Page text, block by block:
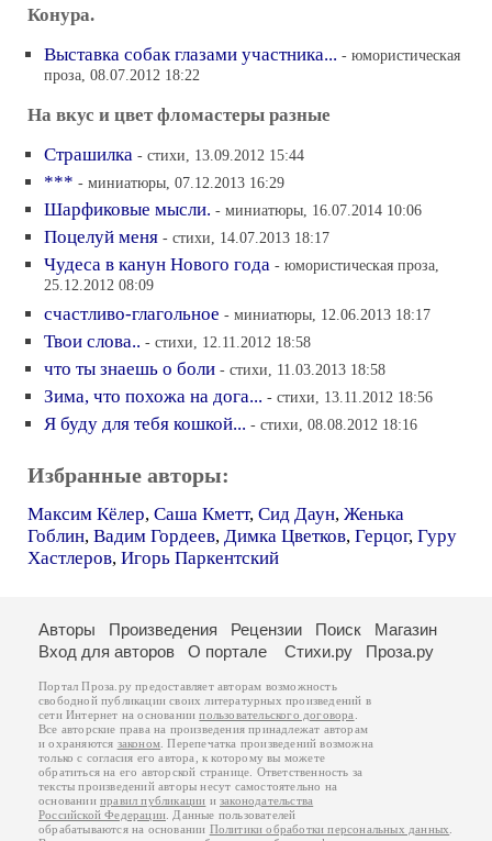
Конура.
Выставка собак глазами участника... - юмористическая
проза, 08.07.2012 18:22
На вкус и цвет фломастеры разные
Страшилка - стихи, 13.09.2012 15:44
*** - миниатюры, 07.12.2013 16:29
Шарфиковые мысли. - миниатюры, 16.07.2014 10:06
Поцелуй меня - стихи, 14.07.2013 18:17
Чудеса в канун Нового года - юмористическая проза,
25.12.2012 08:09
счастливо-глагольное - миниатюры, 12.06.2013 18:17
Твои слова.. - стихи, 12.11.2012 18:58
что ты знаешь о боли - стихи, 11.03.2013 18:58
Зима, что похожа на дога... - стихи, 13.11.2012 18:56
Я буду для тебя кошкой... - стихи, 08.08.2012 18:16
Избранные авторы:
Максим Кёлер, Саша Кметт, Сид Даун, Женька
Гоблин, Вадим Гордеев, Димка Цветков, Герцог, Гуру
Хастлеров, Игорь Паркентский
Авторы Произведения Рецензии Поиск
Магазин
Вход для авторов
О портале Стихи.ру Проза.ру
Портал Проза.ру предоставляет авторам возможность
свободной публикации своих литературных произведений в
сети Интернет на основаниипользовательского договора
Все авторские права на произведения принадлежат авторам
и охраняются законом . Перепечатка произведений возможна
только с согласия его автора, к которому вы можете
обратиться на его авторской странице. Ответственность за
тексты произведений авторы несут самостоятельно на
основанииправил публикации изаконодательства
Российской Федерации . Данные пользователей
обрабатываются на основании Политики обработки персональных данных